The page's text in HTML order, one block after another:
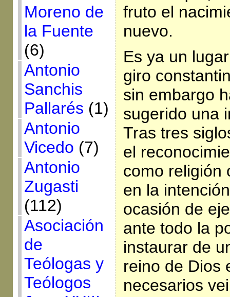
Moreno de
la Fuente
(6)
Antonio
Sanchis
Pallarés (1)
Antonio
Vicedo (7)
Antonio
Zugasti
(112)
Asociación
de
Teólogas y
Teólogos
fruto el
nuevo.
Es ya un
giro
sin embargo
sugerido una
Tras tres
el
como religión
en la
ocasión de
ante todo la
instaurar de
reino de Dios
necesarios